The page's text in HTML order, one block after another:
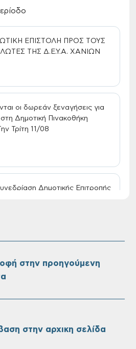
ΕΠΙΣΤΟΛΗ ΠΡΟΣ ΤΟΥΣ
ΤΗΣ Δ.Ε.Υ.Α. ΧΑΝΙΩΝ
οι δωρεάν ξεναγήσεις για
στη Δημοτική Πινακοθήκη
Τρίτη 11/08
Δημοτικής Επιτροπής
του συστήματος
& Βαθμολογίας,
στην προηγούμενη
στην αρχικη σελίδα